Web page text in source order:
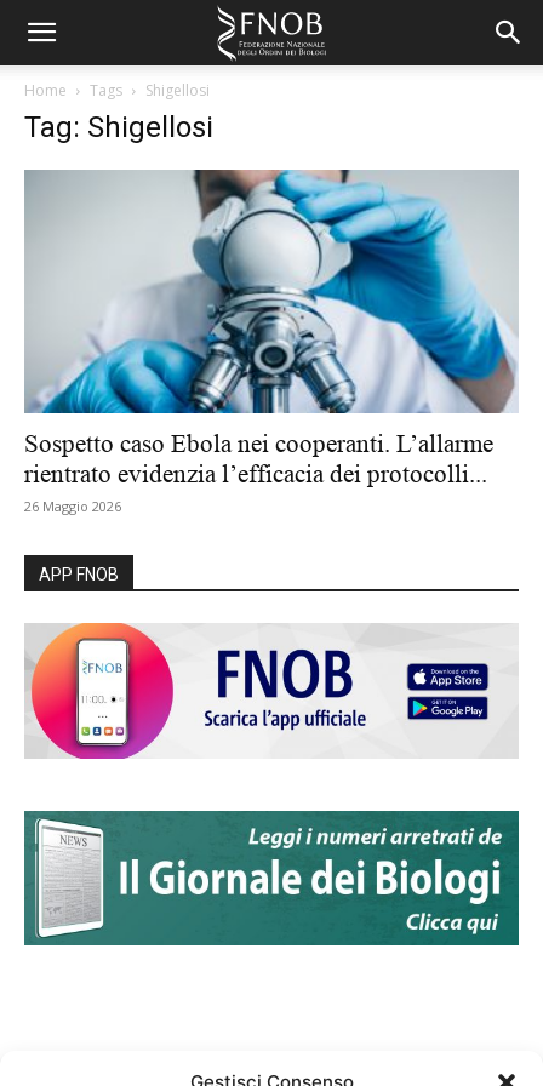
Home Tags Shigellosi
Tag: Shigellosi
Sospetto caso Ebola nei cooperanti. L’allarme
rientrato evidenzia l’efficacia dei protocolli...
26 Maggio 2026
APP FNOB